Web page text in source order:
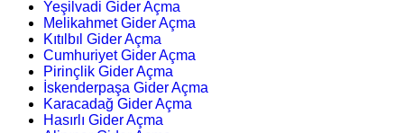
Yeşilvadi Gider Açma
Melikahmet Gider Açma
Kıtılbıl Gider Açma
Cumhuriyet Gider Açma
Pirinçlik Gider Açma
İskenderpaşa Gider Açma
Karacadağ Gider Açma
Hasırlı Gider Açma